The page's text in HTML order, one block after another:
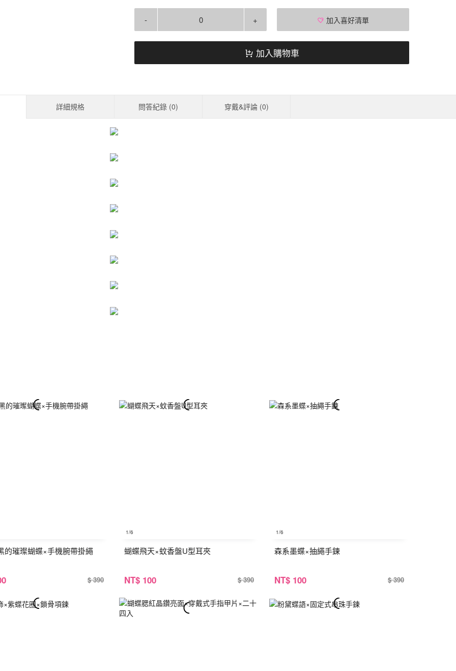
- + 加入喜好清單
加入購物車
詳細規格 問答紀錄 (0) 穿戴&評論 (0)
的璀璨蝴蝶×手機腕帶掛繩
$ 390
1/6
蝴蝶飛天×蚊香盤U型耳夾
NT$ 100 $ 390
1/6
森系墨蝶×抽繩手鍊
NT$ 100 $ 390